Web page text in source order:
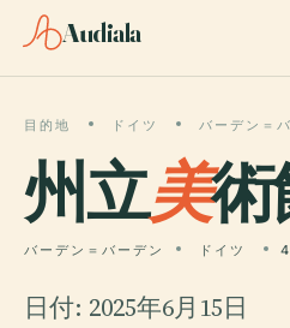
Audiala
目的地 ドイツ バーデン＝
州立美術
バーデン＝バーデン ドイツ
日付: 2025年6月15日